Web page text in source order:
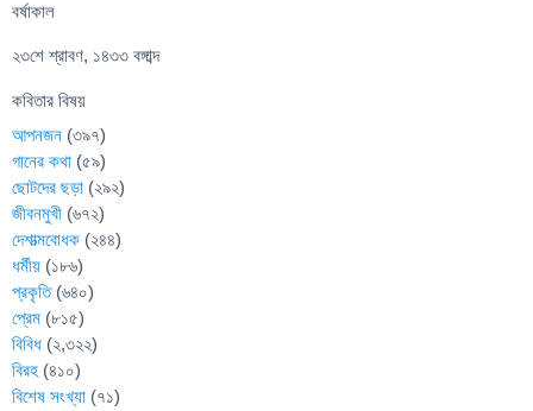
বর্ষাকাল
২৩শে শ্রাবণ, ১৪৩৩ বঙ্গাব্দ
কবিতার বিষয়
আপনজন (৩৯৭)
গানের কথা (৫৯)
ছোটদের ছড়া (২৯২)
জীবনমুখী (৬৭২)
দেশাত্মবোধক (২৪৪)
ধর্মীয় (১৮৬)
প্রকৃতি(৬৪০)
প্রেম (৮১৫)
বিবিধ (২,৩২২)
বিরহ (৪১০)
বিশেষ সংখ্যা (৭১)